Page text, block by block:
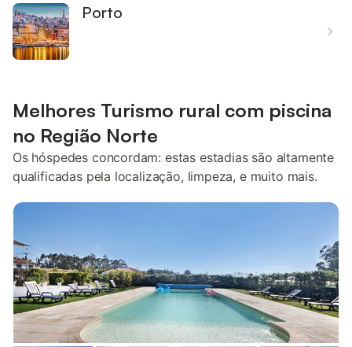
Porto
Melhores Turismo rural com piscina
no Região Norte
Os hóspedes concordam: estas estadias são altamente
qualificadas pela localização, limpeza, e muito mais.